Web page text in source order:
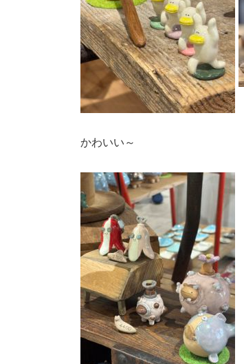
かわいい～